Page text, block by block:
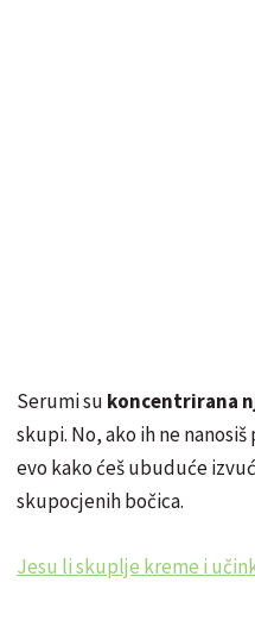
Serumi su koncentrirana
skupi. No, ako ih ne
evo kako ćeš ubuduće
skupocjenih bočica.
Jesu li skuplje kreme i